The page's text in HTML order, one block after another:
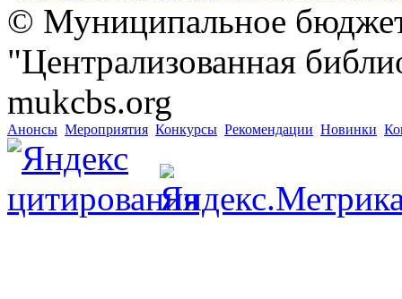
© Муниципальное
"Централизованная
mukcbs.org
Анонсы Мероприятия Конкурсы Рекомендации Новинки